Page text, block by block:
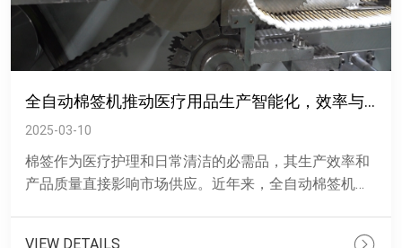
全自动棉签机推动医疗用品生产智能化，效率与精度双突破
2025-03-10
棉签作为医疗护理和日常清洁的必需品，其生产效率和
产品质量直接影响市场供应。近年来，全自动棉签机的
VIEW DETAILS